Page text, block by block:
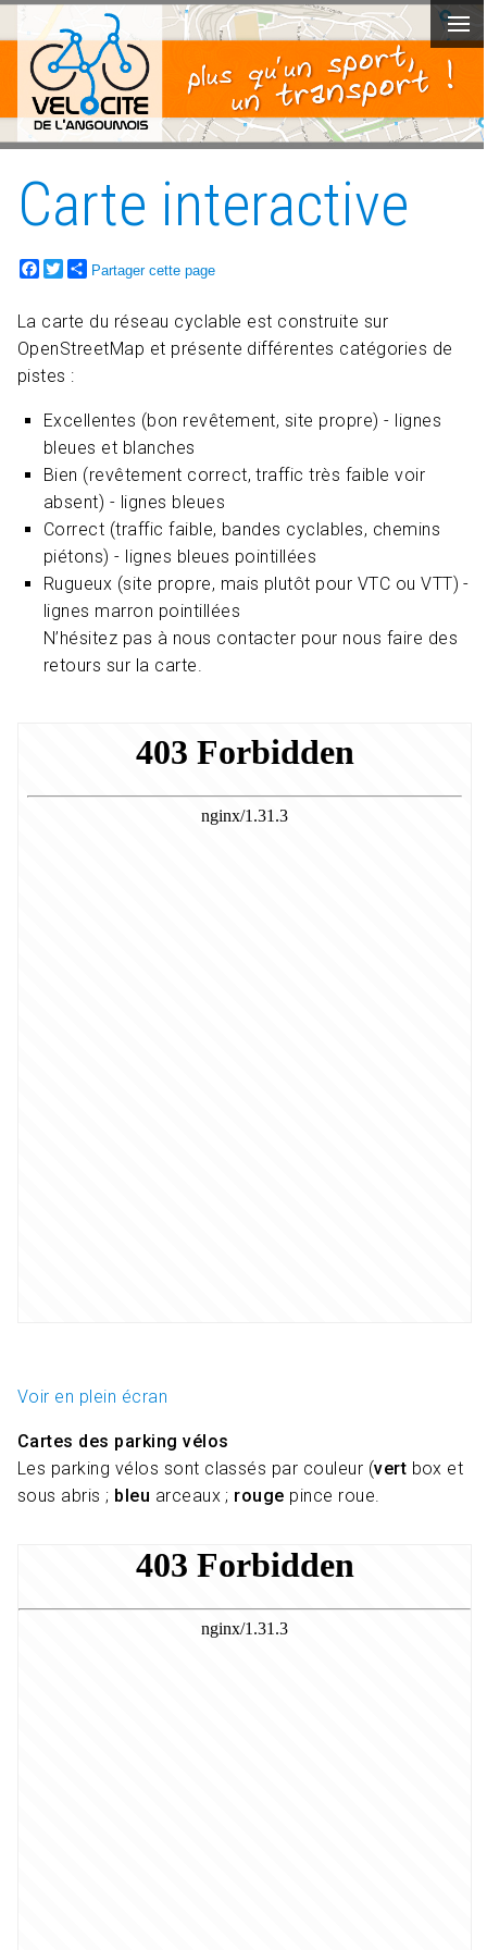
Carte interactive
Facebook
TwitterPartager cette page
La carte du réseau cyclable est construite sur
OpenStreetMap et présente différentes catégories de
pistes :
Excellentes (bon revêtement, site propre) - lignes
bleues et blanches
Bien (revêtement correct, traffic très faible voir
absent) - lignes bleues
Correct (traffic faible, bandes cyclables, chemins
piétons) - lignes bleues pointillées
Rugueux (site propre, mais plutôt pour VTC ou VTT) -
lignes marron pointillées
N’hésitez pas à nous contacter pour nous faire des
retours sur la carte.
Voir en plein écran
Cartes des parking vélos
Les parking vélos sont classés par couleur (vert box et
sous abris ; bleu arceaux ; rouge pince roue.